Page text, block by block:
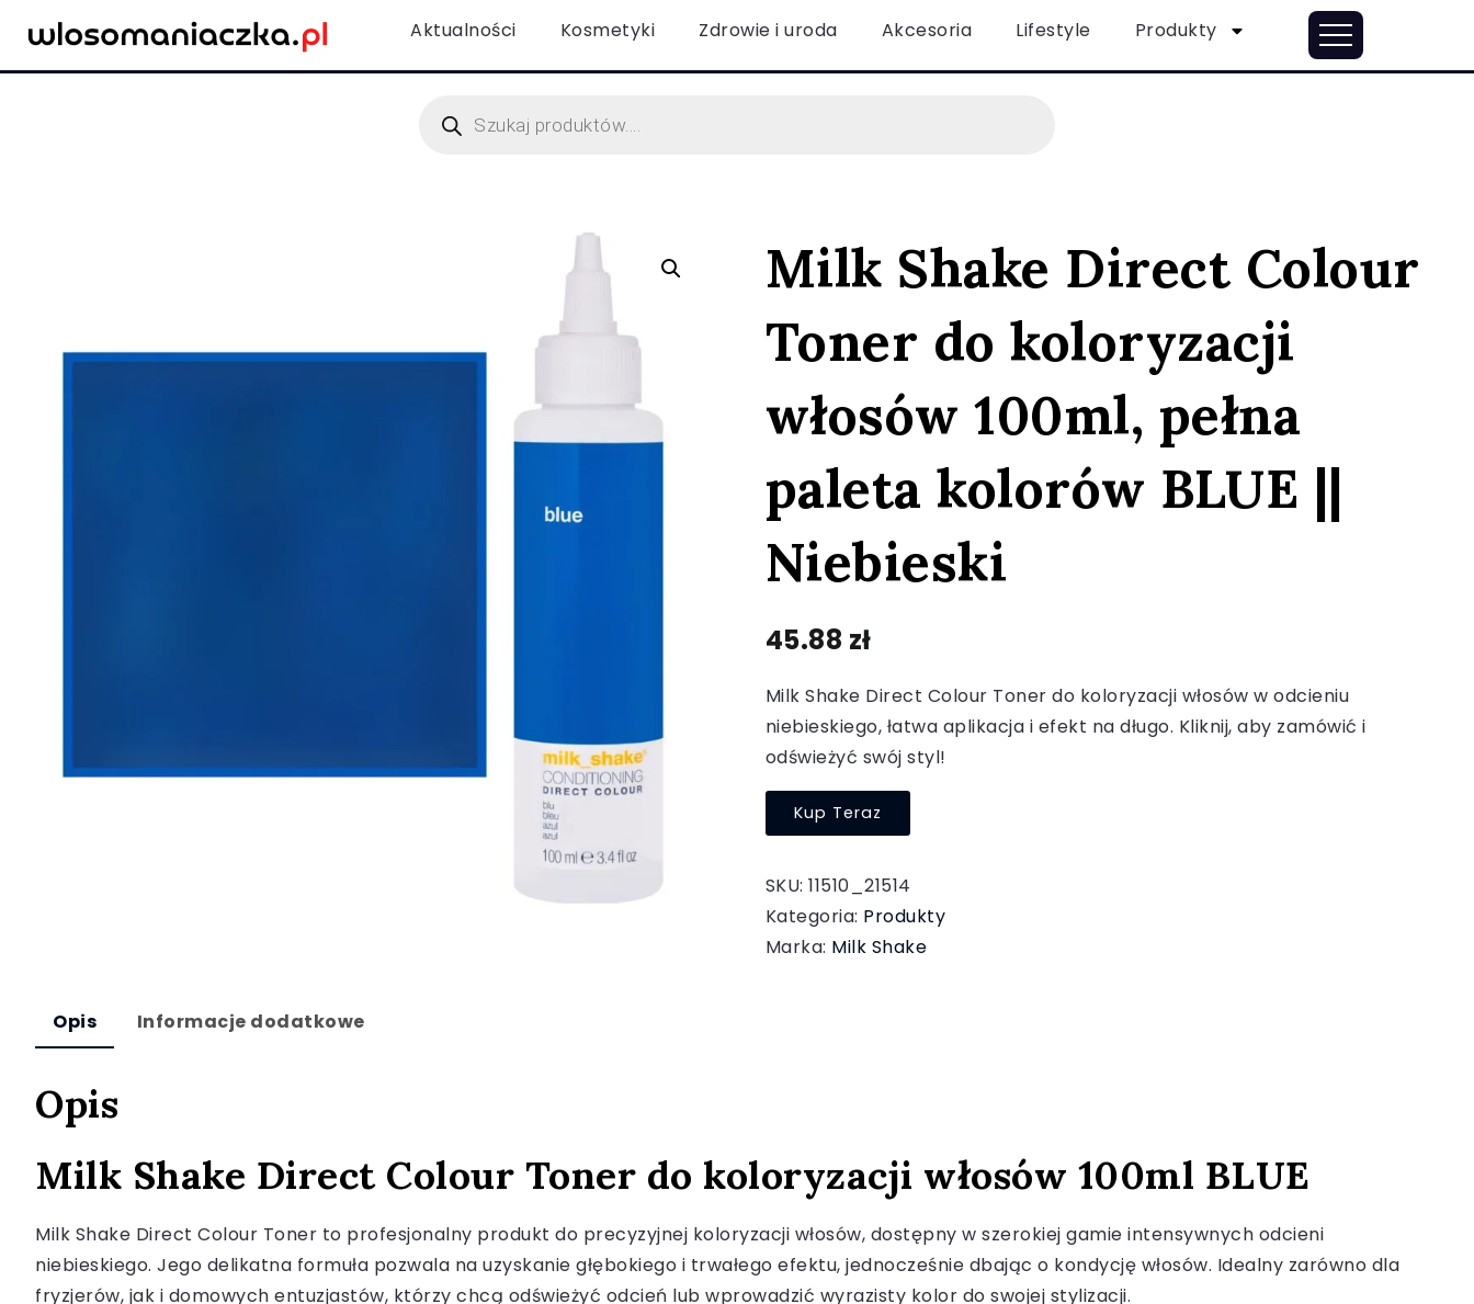
Aktualności Kosmetyki Zdrowie i uroda Akcesoria Lifestyle Produkty
Milk Shake Direct Colour
Toner do koloryzacji
włosów 100ml, pełna
paleta kolorów BLUE ||
Niebieski
45.88 zł
Milk Shake Direct Colour Toner do koloryzacji włosów w odcieniu
niebieskiego, łatwa aplikacja i efekt na długo. Kliknij, aby zamówić i
odświeżyć swój styl!
Kup Teraz
SKU:11510_21514
Kategoria: Produkty
Marka: Milk Shake
Opis Informacje dodatkowe
Opis
Milk Shake Direct Colour Toner do koloryzacji włosów 100ml BLUE
Milk Shake Direct Colour Toner to profesjonalny produkt do precyzyjnej koloryzacji włosów, dostępny w szerokiej gamie intensywnych odcieni
niebieskiego. Jego delikatna formuła pozwala na uzyskanie głębokiego i trwałego efektu, jednocześnie dbając o kondycję włosów. Idealny zarówno dla
fryzjerów, jak i domowych entuzjastów, którzy chcą odświeżyć odcień lub wprowadzić wyrazisty kolor do swojej stylizacji.